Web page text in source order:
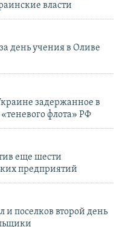
власти
день учения в Оливе
задержанное в
флота» РФ
еще шести
предприятий
и поселков второй день